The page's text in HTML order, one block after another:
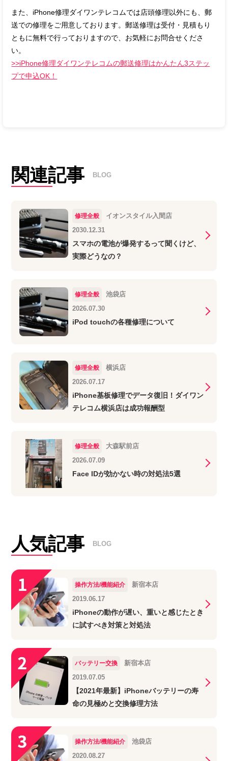
また、iPhone修理ダイワンテレコムでは店頭修理以外にも、郵
送での修理をご用意しております。郵送修理は受付・見積もり
ともに無料で行っておりますので、お気軽にお問合せくださ
い。
>>iPhone修理ダイワンテレコムの郵送修理はかんたん3ステッ
プで申込OK！
関連記事 BLOG
修理全般
イオンスタイル入間店
2030.12.31
スマホの電池が爆発するって聞くけど、
実際どうなの？
修理全般
池袋店
2026.07.30
iPod touchの各種修理について
修理全般
横浜店
2026.07.17
iPhone基板修理でデータ復旧！ダイワン
テレコム横浜店は成功報酬型
修理全般
大森駅前店
2026.07.09
Face IDが効かない時の対処法5選
人気記事 BLOG
操作方法/機能紹介
新宿本店
2019.06.17
iPhoneの動作が遅い、重いと感じたとき
に試すべき対策と対処法
バッテリー交換
新宿本店
2019.07.05
【2021年最新】iPhoneバッテリーの寿
命の見極めと交換修理方法
操作方法/機能紹介
池袋店
2020.08.27